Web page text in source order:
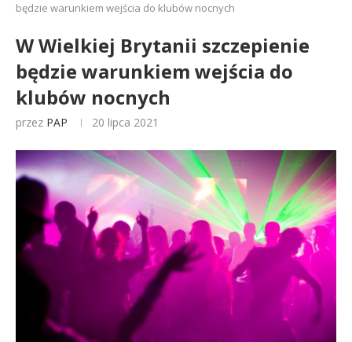
będzie warunkiem wejścia do klubów nocnych
W Wielkiej Brytanii szczepienie
będzie warunkiem wejścia do
klubów nocnych
przez PAP 20 lipca 2021